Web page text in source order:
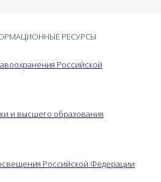
РЕСУРСЫ
Российской
и высшего образования
Российской Федерации